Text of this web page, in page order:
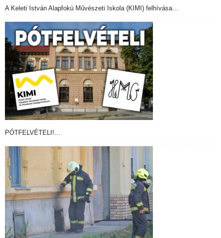
A Keleti István Alapfokú Művészeti Iskola (KIMI) felhívása…
PÓTFELVÉTELI!…